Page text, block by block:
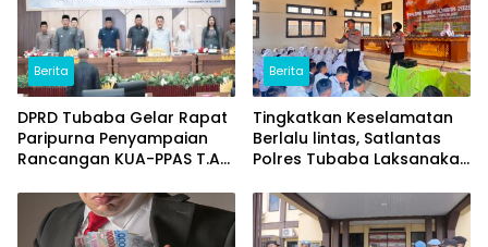
Berita
DPRD Tubaba Gelar Rapat
Paripurna Penyampaian
Rancangan KUA-PPAS T.A
Berita
Tingkatkan Keselamatan
Berlalu lintas, Satlantas
Polres Tubaba Laksanakan
School di SMAN 1 Tumijajar